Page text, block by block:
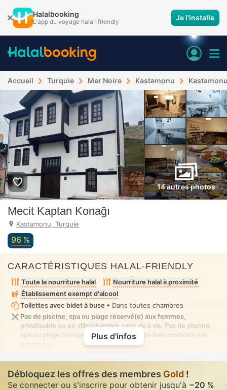
Halalbooking
L'app du voyage halal-friendly Je l'installe
Accueil Turquie Mer Noire Kastamonu
14 autres photos
Mecit Kaptan Konağı
Kastamonu, Turquie
96 %
CARACTÉRISTIQUES HALAL-FRIENDLY
Toute la nourriture halal
Nourriture halal à proximité
Établissement exempt d'alcool
Toilettes avec bidet à buse • Dans toutes chambres
Pas de piscine, spa ou plage réservé(e) aux femmes,
privatisable ou en villa/chambre sans vis à vis. Pas de piscine,
spa ou plage à usage mixte où la tenue de bain modeste est
Plus d'infos
Débloquez les offres des membres Gold !
Se connecter ou s'inscrire pour obtenir jusqu'à −20 %